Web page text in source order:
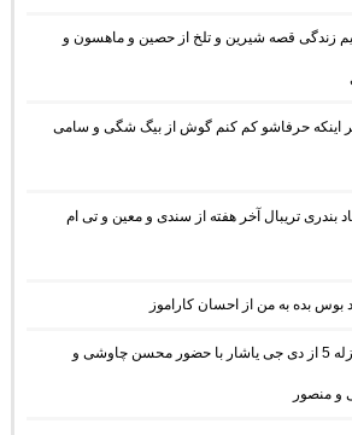
زندگی قصه شیرین و تلخ از حصین و ماهسون و
اینکه حرفاشو کم کنم گوش از بیگ شگی و سامی
بندری تریبال آخر هفته از سندی و معین و تی ام
بوس بده به من از احسان کاراموز
دانلود آهنگ ریمیکس زلزله 5 از دی جی یاشار با حضور محسن چاوشی و
و منصور